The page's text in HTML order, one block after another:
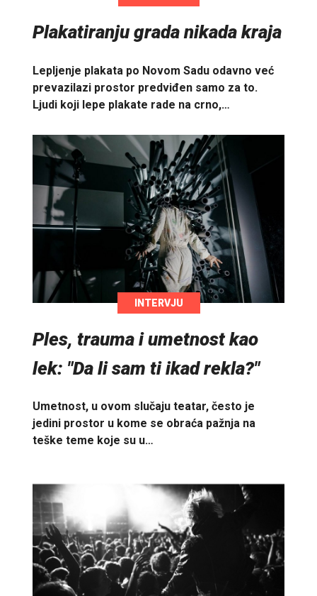
Plakatiranju grada nikada kraja
Lepljenje plakata po Novom Sadu odavno već
prevazilazi prostor predviđen samo za to.
Ljudi koji lepe plakate rade na crno,…
INTERVJU
Ples, trauma i umetnost kao
lek: "Da li sam ti ikad rekla?"
Umetnost, u ovom slučaju teatar, često je
jedini prostor u kome se obraća pažnja na
teške teme koje su u…